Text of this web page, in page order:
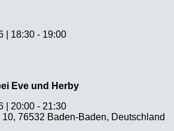
18:30 - 19:00
Eve und Herby
20:00 - 21:30
76532 Baden-Baden, Deutschland